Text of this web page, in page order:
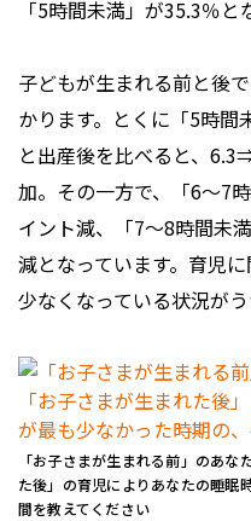
「5時間未満」が35.3％と
子どもが生まれる前と後
かります。とくに「5時間
と出産後を比べると、
加。その一方で、「6～7
イント減、「7～8時間未
減となっています。育児
少なくなっている状況がう
「お子さまが生まれる前」のあ
た後」の育児によりあなたの睡眠
間を教えてください